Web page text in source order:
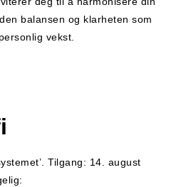
balansen og klarheten som
vekst.
Tilgang: 14. august